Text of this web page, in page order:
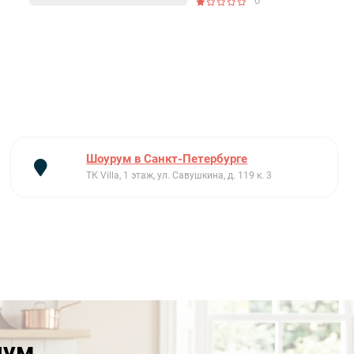
Шоурум в Санкт-Петербурге
ТК Villa, 1 этаж, ул. Савушкина, д. 119 к. 3